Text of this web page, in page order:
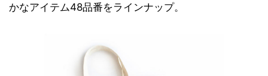
かなアイテム48品番をラインナップ。